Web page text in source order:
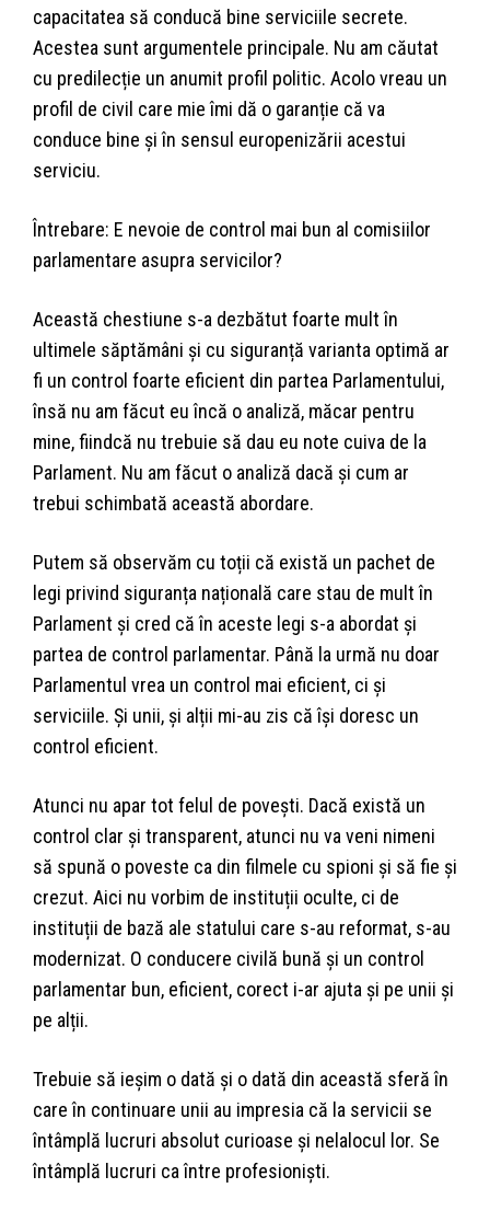
capacitatea să conducă bine serviciile secrete.
Acestea sunt argumentele principale. Nu am căutat
cu predilecție un anumit profil politic. Acolo vreau un
profil de civil care mie îmi dă o garanție că va
conduce bine și în sensul europenizării acestui
serviciu.
Întrebare: E nevoie de control mai bun al comisiilor
parlamentare asupra servicilor?
Această chestiune s-a dezbătut foarte mult în
ultimele săptămâni și cu siguranță varianta optimă ar
fi un control foarte eficient din partea Parlamentului,
însă nu am făcut eu încă o analiză, măcar pentru
mine, fiindcă nu trebuie să dau eu note cuiva de la
Parlament. Nu am făcut o analiză dacă și cum ar
trebui schimbată această abordare.
Putem să observăm cu toții că există un pachet de
legi privind siguranța națională care stau de mult în
Parlament și cred că în aceste legi s-a abordat și
partea de control parlamentar. Până la urmă nu doar
Parlamentul vrea un control mai eficient, ci și
serviciile. Și unii, și alții mi-au zis că își doresc un
control eficient.
Atunci nu apar tot felul de povești. Dacă există un
control clar și transparent, atunci nu va veni nimeni
să spună o poveste ca din filmele cu spioni și să fie și
crezut. Aici nu vorbim de instituții oculte, ci de
instituții de bază ale statului care s-au reformat, s-au
modernizat. O conducere civilă bună și un control
parlamentar bun, eficient, corect i-ar ajuta și pe unii și
pe alții.
Trebuie să ieșim o dată și o dată din această sferă în
care în continuare unii au impresia că la servicii se
întâmplă lucruri absolut curioase și nelalocul lor. Se
întâmplă lucruri ca între profesioniști.